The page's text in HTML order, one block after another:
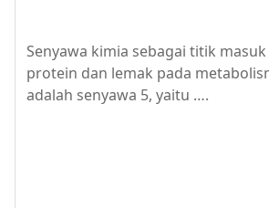
Senyawa kimia sebagai titik
protein dan lemak pada
adalah senyawa 5, yaitu ….